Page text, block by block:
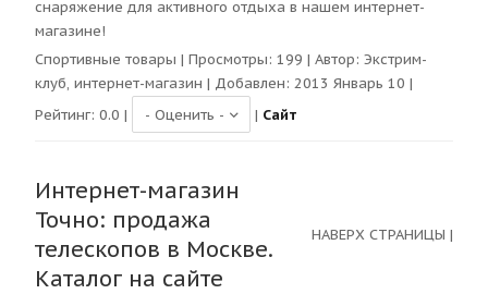
снаряжение для активного отдыха в нашем интернет-
магазине!
Спортивные товары | Просмотры: 199 | Автор: Экстрим-
клуб, интернет-магазин | Добавлен: 2013 Январь 10 |
Рейтинг: 0.0 | | Сайт
Интернет-магазин
Точно: продажа
телескопов в Москве.
Каталог на сайте
НАВЕРХ СТРАНИЦЫ |